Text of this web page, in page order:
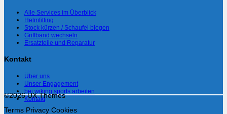
Alle Services im Überblick
Helmfitting
Stock kürzen / Schaufel biegen
Griffband wechseln
Ersatzteile und Reparatur
Kontakt
Über uns
Unser Engagement
bei wiking sports arbeiten
Kontakt
©2026 UX Themes
Terms Privacy Cookies